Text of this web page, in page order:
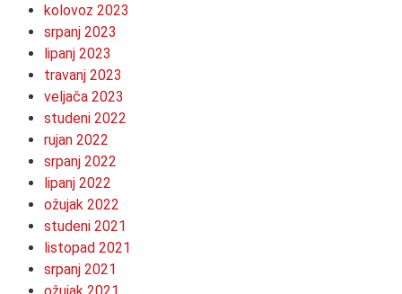
kolovoz 2023
srpanj 2023
lipanj 2023
travanj 2023
veljača 2023
studeni 2022
rujan 2022
srpanj 2022
lipanj 2022
ožujak 2022
studeni 2021
listopad 2021
srpanj 2021
ožujak 2021